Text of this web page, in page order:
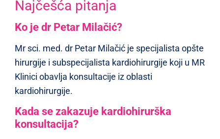
Najčešća pitanja
Ko je dr Petar Milačić?
Mr sci. med. dr Petar Milačić je specijalista opšte
hirurgije i subspecijalista kardiohirurgije koji u MR
Klinici obavlja konsultacije iz oblasti
kardiohirurgije.
Kada se zakazuje kardiohirurška
konsultacija?